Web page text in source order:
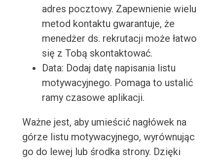
adres pocztowy. Zapewnienie wielu
metod kontaktu gwarantuje, że
menedżer ds. rekrutacji może łatwo
się z Tobą skontaktować.
Data: Dodaj datę napisania listu
motywacyjnego. Pomaga to ustalić
ramy czasowe aplikacji.
Ważne jest, aby umieścić nagłówek na
górze listu motywacyjnego, wyrównując
go do lewej lub środka strony. Dzięki